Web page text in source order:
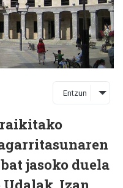
Entzun
jasoko duela